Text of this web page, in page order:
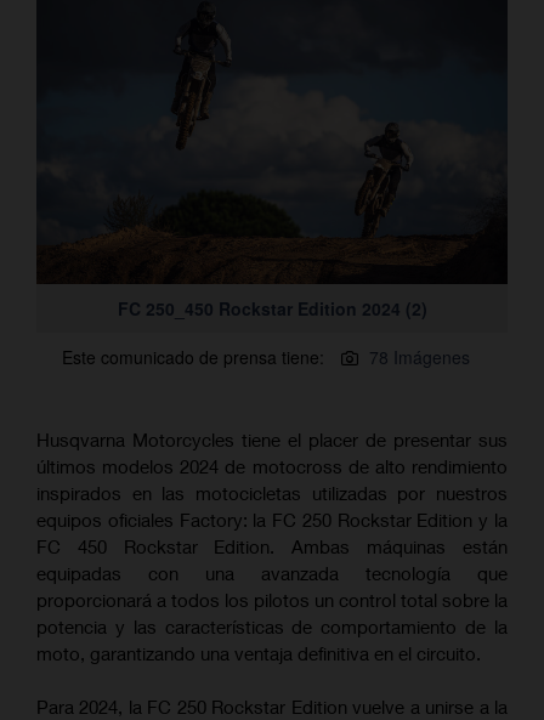
FC 250_450 Rockstar Edition 2024 (2)
Este comunicado de prensa tiene:
78 Imágenes
Husqvarna Motorcycles tiene el placer de presentar sus
últimos modelos 2024 de motocross de alto rendimiento
inspirados en las motocicletas utilizadas por nuestros
equipos oficiales Factory: la FC 250 Rockstar Edition y la
FC 450 Rockstar Edition. Ambas máquinas están
equipadas con una avanzada tecnología que
proporcionará a todos los pilotos un control total sobre la
potencia y las características de comportamiento de la
moto, garantizando una ventaja definitiva en el circuito.
Para 2024, la FC 250 Rockstar Edition vuelve a unirse a la